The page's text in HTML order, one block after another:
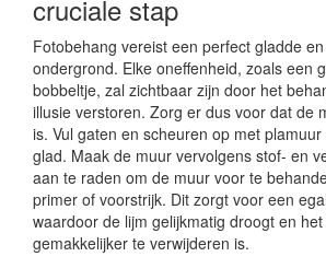
cruciale stap
Fotobehang vereist een perfect gladde
ondergrond. Elke oneffenheid, zoals een
bobbeltje, zal zichtbaar zijn door het
illusie verstoren. Zorg er dus voor dat de
is. Vul gaten en scheuren op met
glad. Maak de muur vervolgens stof- en
aan te raden om de muur voor te
primer of voorstrijk. Dit zorgt voor een
waardoor de lijm gelijkmatig droogt en
gemakkelijker te verwijderen is.